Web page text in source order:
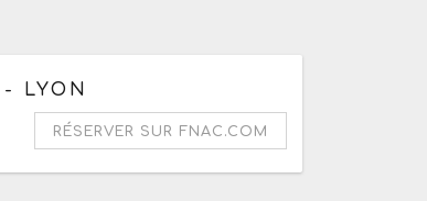
août 2026 à 19h30
LYON
RÉSERVER SUR FNAC.COM